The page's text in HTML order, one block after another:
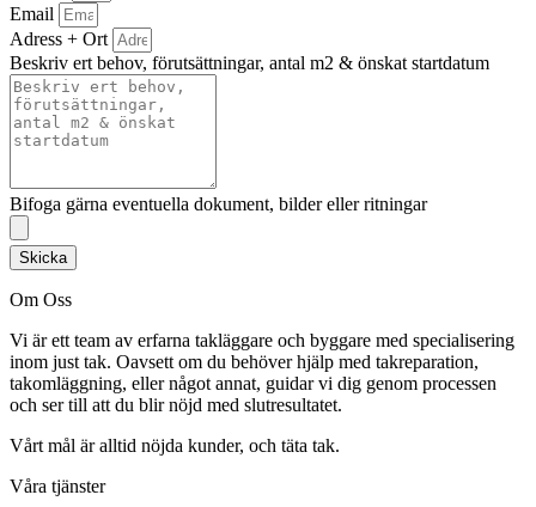
Email
Adress + Ort
Beskriv ert behov, förutsättningar, antal m2 & önskat startdatum
Bifoga gärna eventuella dokument, bilder eller ritningar
Skicka
Om Oss
Vi är ett team av erfarna takläggare och byggare med specialisering
inom just tak. Oavsett om du behöver hjälp med takreparation,
takomläggning, eller något annat, guidar vi dig genom processen
och ser till att du blir nöjd med slutresultatet.
Vårt mål är alltid nöjda kunder, och täta tak.
Våra tjänster